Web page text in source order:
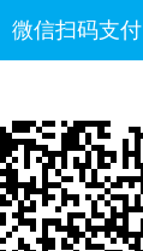
微信扫码支付